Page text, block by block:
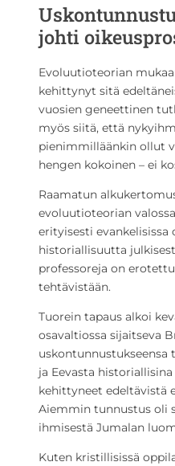
johti
Evoluutioteorian
kehittynyt sitä
vuosien geneettinen
myös siitä, että
pienimmilläänkin ollut
hengen kokoinen – ei
Raamatun
evoluutioteorian
erityisesti evankelisissa
historiallisuutta
professoreja on
tehtävistään.
Tuorein tapaus alkoi
osavaltiossa sijaitseva
uskontunnustukseensa
ja Eevasta
kehittyneet edeltävistä
Aiemmin tunnustus oli
ihmisestä Jumalan
Kuten kristillisissä